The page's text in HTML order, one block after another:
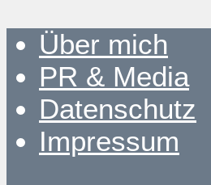
Über mich
PR & Media
Datenschutz
Impressum